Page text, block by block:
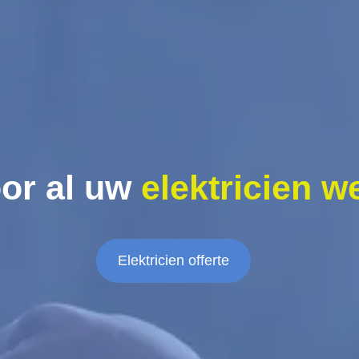
al uw elektricien
Elektricien offerte